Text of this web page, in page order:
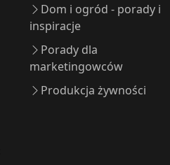
Dom i ogród - porady i
inspiracje
Porady dla
marketingowców
Produkcja żywności